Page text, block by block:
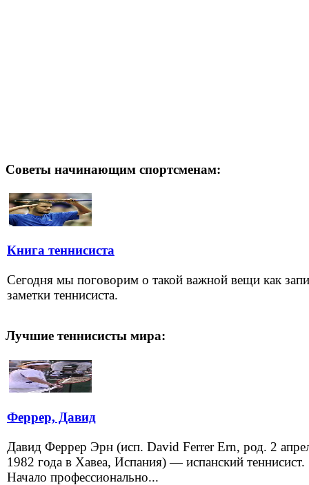
Советы начинающим спортсменам:
Книга теннисиста
Сегодня мы поговорим о такой важной вещи как
заметки теннисиста.
Лучшие теннисисты мира:
Феррер, Давид
Давид Феррер Эрн (исп. David Ferrer Ern, род. 2
1982 года в Хавеа, Испания) — испанский теннисист.
Начало профессионально...